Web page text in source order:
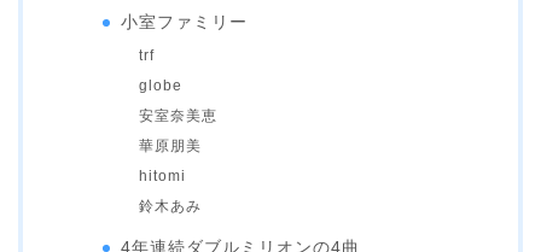
小室ファミリー
trf
globe
安室奈美恵
華原朋美
hitomi
鈴木あみ
4年連続ダブルミリオンの4曲